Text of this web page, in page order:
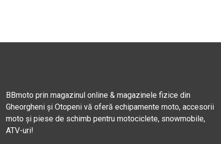
BBmoto prin magazinul online & magazinele fizice din
Gheorgheni și Otopeni vă oferă echipamente moto, accesorii
moto și piese de schimb pentru motociclete, snowmobile,
ATV-uri!